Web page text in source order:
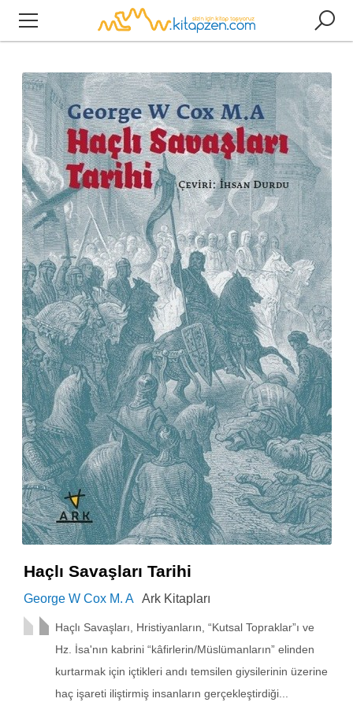
Haçlı Savaşları Tarihi
George W Cox M. A Ark Kitapları
Haçlı Savaşları, Hristiyanların, “Kutsal Topraklar”ı ve
Hz. İsa'nın kabrini “kâfirlerin/Müslümanların” elinden
kurtarmak için içtikleri andı temsilen giysilerinin üzerine
haç işareti iliştirmiş insanların gerçekleştirdiği...